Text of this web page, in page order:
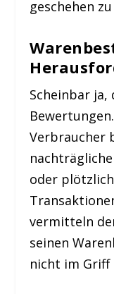
geschehen
Scheinbar ja,
Verbraucher
oder
vermitteln
seinen
nicht im Griff